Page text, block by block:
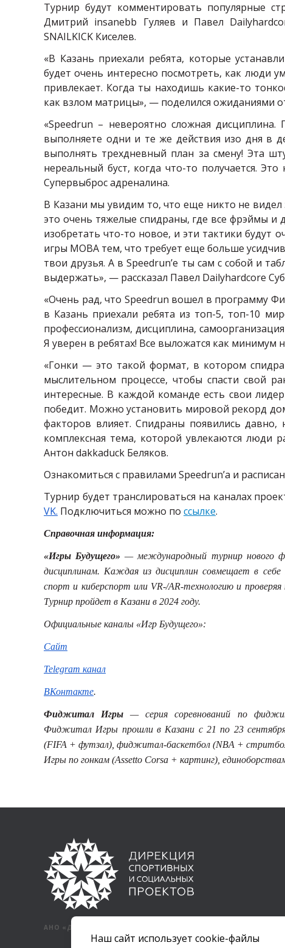
Турнир будут комментировать популярные
Дмитрий insanebb Гуляев и Павел
SNAILKICK Киселев.
«В Казань приехали ребята, которые
будет очень интересно посмотреть, как люди
привлекает. Когда ты находишь какие-то
как взлом матрицы», — поделился ожиданиями
«Speedrun – невероятно сложная
выполняете одни и те же действия изо дня в
выполнять трехдневный план за смену! Эта
нереальный буст, когда что-то получается.
Супервыброс адреналина.
В Казани мы увидим то, что еще никто не видел
это очень тяжелые спидраны, где все фрэймы и
изобретать что-то новое, и эти тактики будут
игры MOBA тем, что требует еще больше
твои друзья. А в Speedrun’e ты сам с собой и
выдержать», — рассказал Павел Dailyhardcore
«Очень рад, что Speedrun вошел в программу
в Казань приехали ребята из топ-5, топ-10
профессионализм, дисциплина,
Я уверен в ребятах! Все выложатся как
«Гонки — это такой формат, в котором
мыслительном процессе, чтобы спасти свой
интересные. В каждой команде есть свои
победит. Можно установить мировой рекорд
факторов влияет. Спидраны появились давно,
комплексная тема, которой увлекаются люди
Антон dakkaduck Беляков.
Ознакомиться с правилами Speedrun’а и
Турнир будет транслироваться на каналах
VK. Подключиться можно по ссылке.
Справочная информация:
«Игры Будущего» — международный турнир нового
дисциплинам. Каждая из дисциплин совмещает в
спорт и киберспорт или VR-/AR-технологию и
Турнир пройдет в Казани в 2024 году.
Официальные каналы «Игр Будущего»:
Сайт
Telegram канал
ВКонтакте.
Фиджитал Игры— серия соревнований по
Фиджитал Игры прошли в Казани с 21 по 23
(FIFA + футзал), фиджитал-баскетбол (NBA +
Игры по гонкам (Assetto Corsa + картинг),
АНО «ДИРЕКЦИЯ СПОРТИВНЫХ И СОЦИАЛЬНЫХ ПРОЕКТОВ»
Наш сайт использует cookie-файлы